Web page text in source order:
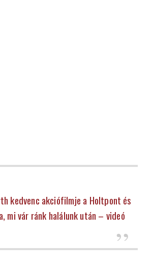
kedvenc akciófilmje a Holtpont és
mi vár ránk halálunk után – videó